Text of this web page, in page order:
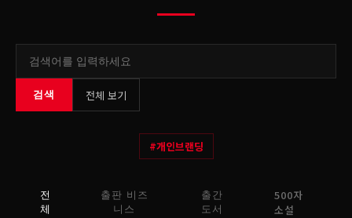
검색 전체 보기
#개인브랜딩
전
체
출판 비즈
니스
출간
도서
500자
소설